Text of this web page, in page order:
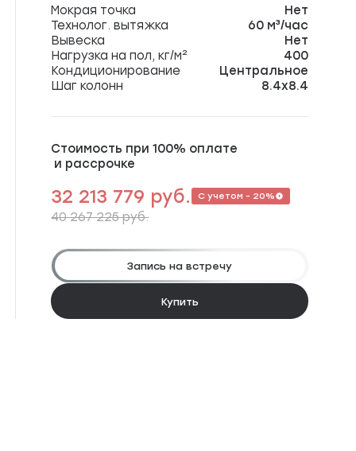
Мокрая точка
Нет
Технолог. вытяжка
60 м³/час
Вывеска
Нет
Нагрузка на пол, кг/м²
400
Кондиционирование
Центральное
Шаг колонн
8.4х8.4
Стоимость при 100% оплате
и рассрочке
32 213 779 руб. С учетом - 20%
40 267 225 руб.
Запись на встречу
Купить